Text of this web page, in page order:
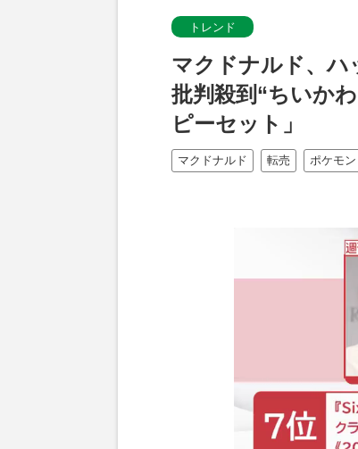
トレンド
マクドナルド、ハ
批判殺到“ちいか
ピーセット」
マクドナルド 転売 ポケモン